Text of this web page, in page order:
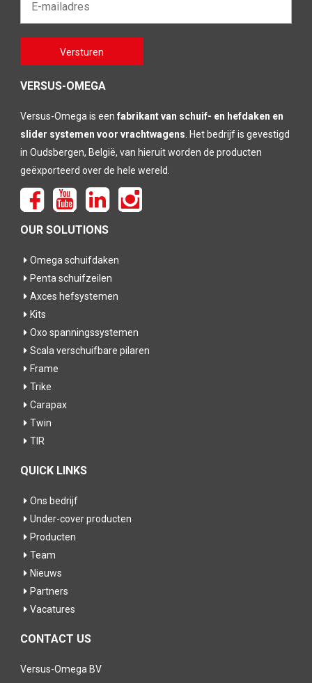
mailadres*
laten
Versturen
VERSUS-OMEGA
Versus-Omega is een fabrikant van schuif- en hefdaken en
slider systemen voor vrachtwagens . Het bedrijf is gevestigd
in Oudsbergen, België, van hieruit worden de producten
geëxporteerd over de hele wereld.
OUR SOLUTIONS
Omega schuifdaken
Penta schuifzeilen
Axces hefsystemen
Kits
Oxo spanningssystemen
Scala verschuifbare pilaren
Frame
Trike
Carapax
Twin
TIR
QUICK LINKS
Ons bedrijf
Under-cover producten
Producten
Team
Nieuws
Partners
Vacatures
CONTACT US
Versus-Omega BV